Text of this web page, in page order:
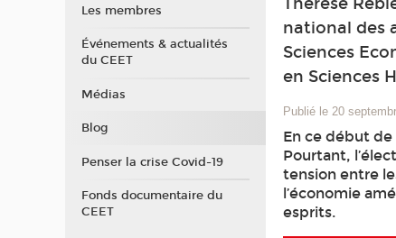
national des
Sciences
en Sciences
Publié le 20
En ce début
Pourtant,
tension entre
l’économie
esprits.
Les membres
Événements & actualités
du CEET
Médias
Blog
Penser la crise Covid-19
Fonds documentaire du
CEET